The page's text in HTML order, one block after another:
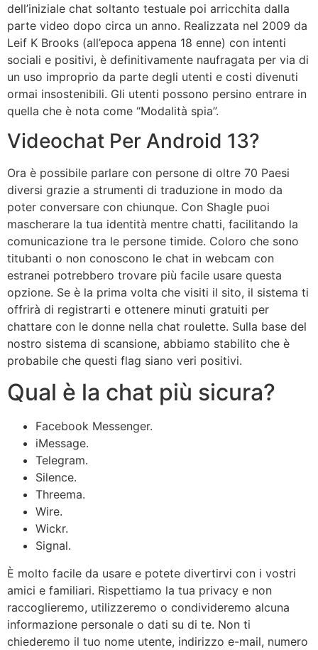
dell’iniziale chat soltanto testuale poi arricchita dalla
parte video dopo circa un anno. Realizzata nel 2009 da
Leif K Brooks (all’epoca appena 18 enne) con intenti
sociali e positivi, è definitivamente naufragata per via di
un uso improprio da parte degli utenti e costi divenuti
ormai insostenibili. Gli utenti possono persino entrare in
quella che è nota come “Modalità spia”.
Videochat Per Android 13?
Ora è possibile parlare con persone di oltre 70 Paesi
diversi grazie a strumenti di traduzione in modo da
poter conversare con chiunque. Con Shagle puoi
mascherare la tua identità mentre chatti, facilitando la
comunicazione tra le persone timide. Coloro che sono
titubanti o non conoscono le chat in webcam con
estranei potrebbero trovare più facile usare questa
opzione. Se è la prima volta che visiti il ​​sito, il sistema ti
offrirà di registrarti e ottenere minuti gratuiti per
chattare con le donne nella chat roulette. Sulla base del
nostro sistema di scansione, abbiamo stabilito che è
probabile che questi flag siano veri positivi.
Qual è la chat più sicura?
Facebook Messenger.
iMessage.
Telegram.
Silence.
Threema.
Wire.
Wickr.
Signal.
È molto facile da usare e potete divertirvi con i vostri
amici e familiari. Rispettiamo la tua privacy e non
raccoglieremo, utilizzeremo o condivideremo alcuna
informazione personale o dati su di te. Non ti
chiederemo il tuo nome utente, indirizzo e-mail, numero